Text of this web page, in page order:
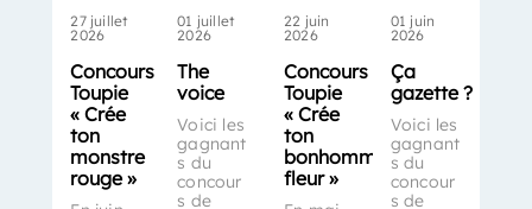
27 juillet
2026
Concours
Toupie
« Crée
ton
monstre
rouge »
01 juillet
2026
The
voice
Voici les
gagnant
s du
concour
s de
22 juin
2026
Concours
Toupie
« Crée
ton
bonhomme-
fleur »
01 juin
2026
Ça
gazette ?
Voici les
gagnant
s du
concour
s de